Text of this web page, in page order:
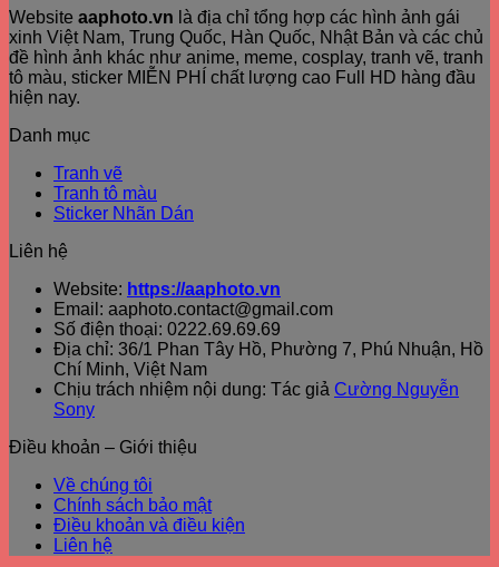
Website aaphoto.vn là địa chỉ tổng hợp các hình ảnh gái
xinh Việt Nam, Trung Quốc, Hàn Quốc, Nhật Bản và các chủ
đề hình ảnh khác như anime, meme, cosplay, tranh vẽ, tranh
tô màu, sticker MIỄN PHÍ chất lượng cao Full HD hàng đầu
hiện nay.
Danh mục
Tranh vẽ
Tranh tô màu
Sticker Nhãn Dán
Liên hệ
Website: https://aaphoto.vn
Email: aaphoto.contact@gmail.com
Số điện thoại: 0222.69.69.69
Địa chỉ: 36/1 Phan Tây Hồ, Phường 7, Phú Nhuận, Hồ
Chí Minh, Việt Nam
Chịu trách nhiệm nội dung: Tác giả Cường Nguyễn
Sony
Điều khoản – Giới thiệu
Về chúng tôi
Chính sách bảo mật
Điều khoản và điều kiện
Liên hệ